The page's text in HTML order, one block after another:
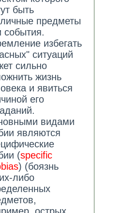
быть
предметы
события.
избегать
ситуаций
сильно
жизнь
и явиться
его
видами
являются
(specific
) (боязнь
либо